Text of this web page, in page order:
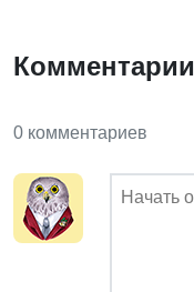
Комментарии
0 комментариев